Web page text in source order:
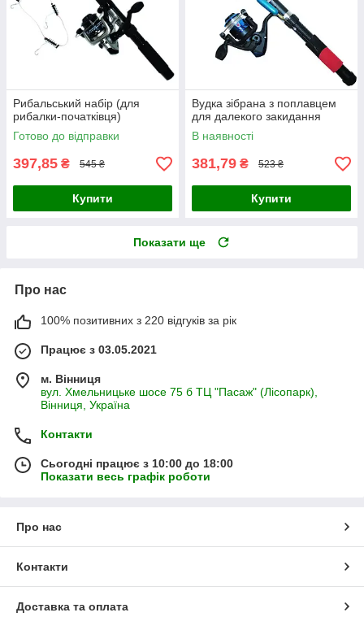
Рибальський набір (для
рибалки-початківця)
Готово до відправки
397,85 ₴ 545 ₴
Купити
Вудка зібрана з поплавцем
для далекого закидання
В наявності
381,79 ₴ 523 ₴
Купити
Показати ще
Про нас
100% позитивних з 220 відгуків за рік
Працює з 03.05.2021
м. Вінниця
вул. Хмельницьке шосе 75 б ТЦ "Пасаж" (Лісопарк),
Вінниця, Україна
Контакти
Сьогодні працює з 10:00 до 18:00
Показати весь графік роботи
Про нас
Контакти
Доставка та оплата